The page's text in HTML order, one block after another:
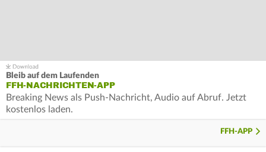
Bleib auf dem Laufenden
FFH-NACHRICHTEN-APP
Breaking News als Push-Nachricht, Audio auf Abruf. Jetzt
kostenlos laden.
FFH-APP